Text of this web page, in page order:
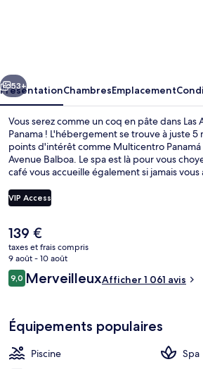
Panama
Suivant
53+
PrésentationChambresEmplacement
Vous serez comme un coq en pâte dans Las
Panama ! L'hébergement se trouve à juste
points d'intérêt comme Multicentro
Avenue Balboa. Le spa est là pour vous
café vous accueille également si jamais
également parmi les petits plus offerts. Les
tarissent pas d'éloges en ce qui concerne le
VIP Access
Le
prix
actuel
est
de
139 €
taxes et frais compris
9 août - 10 août
Avis
voyageurs
9,09,0 sur 10
MerveilleuxAfficher 1 061 avis
Équipements populaires
Piscine
Spa